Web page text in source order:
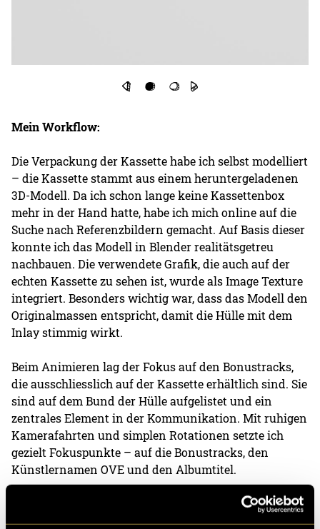
Mein Workflow:
Die Verpackung der Kassette habe ich selbst modelliert
– die Kassette stammt aus einem heruntergeladenen
3D-Modell. Da ich schon lange keine Kassettenbox
mehr in der Hand hatte, habe ich mich online auf die
Suche nach Referenzbildern gemacht. Auf Basis dieser
konnte ich das Modell in Blender realitätsgetreu
nachbauen. Die verwendete Grafik, die auch auf der
echten Kassette zu sehen ist, wurde als Image Texture
integriert. Besonders wichtig war, dass das Modell den
Originalmassen entspricht, damit die Hülle mit dem
Inlay stimmig wirkt.
Beim Animieren lag der Fokus auf den Bonustracks,
die ausschliesslich auf der Kassette erhältlich sind. Sie
sind auf dem Bund der Hülle aufgelistet und ein
zentrales Element in der Kommunikation. Mit ruhigen
Kamerafahrten und simplen Rotationen setzte ich
gezielt Fokuspunkte – auf die Bonustracks, den
Künstlernamen OVE und den Albumtitel.
Zur Verstärkung der Bewegung kamen passende
Soundeffekte zum Einsatz – darunter «Woosh»-